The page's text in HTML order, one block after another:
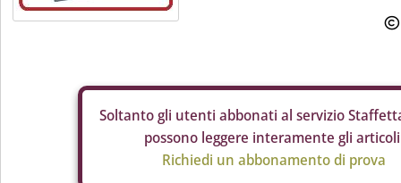
Soltanto gli utenti abbonati al servizio
possono leggere interamente gli
Richiedi un abbonamento di prova